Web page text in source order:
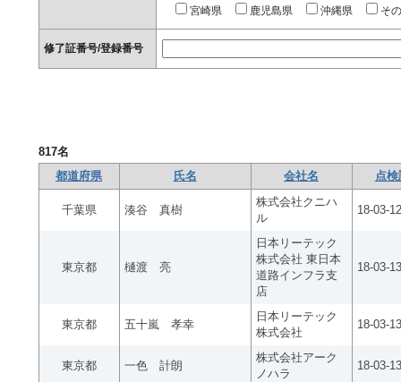
宮崎県
鹿児島県 沖縄県 そ
修了証番号/登録番号
817名
都道府県
氏名 会社名 点
千葉県 湊谷 真樹
株式会社クニハ
ル
18-03-
東京都 樋渡 亮
日本リーテック
株式会社 東日本
道路インフラ支
店
18-03-
東京都 五十嵐 孝幸
日本リーテック
株式会社
18-03-
東京都 一色 計朗
株式会社アーク
ノハラ
18-03-